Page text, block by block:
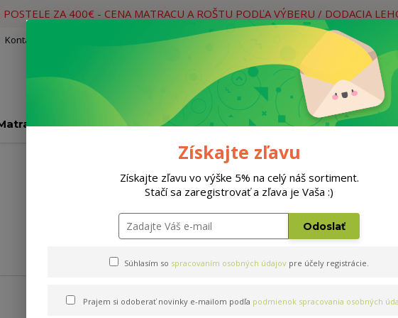
POSTELE ZA 400€ - CENA MATRACU A ROŠTU PODĽA VÝBERU / DODACIA
Kontakty
Hľadať
Neviete si rady? Zavolajte.
Rošty Doplnky Postele
Získajte zľavu
Získajte zľavu vo výške 5% na celý náš sortiment.
Stačí sa zaregistrovať a zľava je Vaša :)
Odoslať
Súhlasím so spracovaním osobných údajov pre účely registrácie.
Prajem si odoberať novinky e-mailom podľa podmienok spracovania osobných